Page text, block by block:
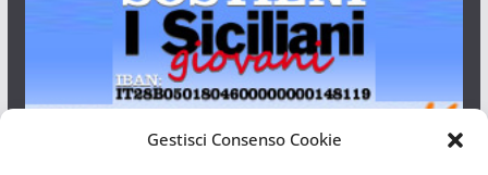
Gestisci Consenso Cookie